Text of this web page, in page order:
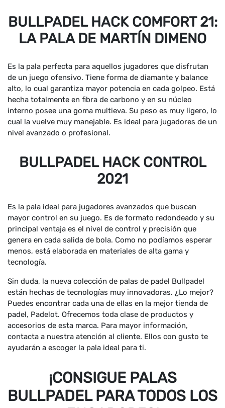
BULLPADEL HACK COMFORT 21:
LA PALA DE MARTÍN DIMENO
Es la pala perfecta para aquellos jugadores que disfrutan
de un juego ofensivo. Tiene forma de diamante y balance
alto, lo cual garantiza mayor potencia en cada golpeo. Está
hecha totalmente en fibra de carbono y en su núcleo
interno posee una goma multieva. Su peso es muy ligero, lo
cual la vuelve muy manejable. Es ideal para jugadores de un
nivel avanzado o profesional.
BULLPADEL HACK CONTROL
2021
Es la pala ideal para jugadores avanzados que buscan
mayor control en su juego. Es de formato redondeado y su
principal ventaja es el nivel de control y precisión que
genera en cada salida de bola. Como no podíamos esperar
menos, está elaborada en materiales de alta gama y
tecnología.
Sin duda, la nueva colección de palas de padel Bullpadel
están hechas de tecnologías muy innovadoras. ¿Lo mejor?
Puedes encontrar cada una de ellas en la mejor tienda de
padel, Padelot. Ofrecemos toda clase de productos y
accesorios de esta marca. Para mayor información,
contacta a nuestra atención al cliente. Ellos con gusto te
ayudarán a escoger la pala ideal para ti.
¡CONSIGUE PALAS
BULLPADEL PARA TODOS LOS